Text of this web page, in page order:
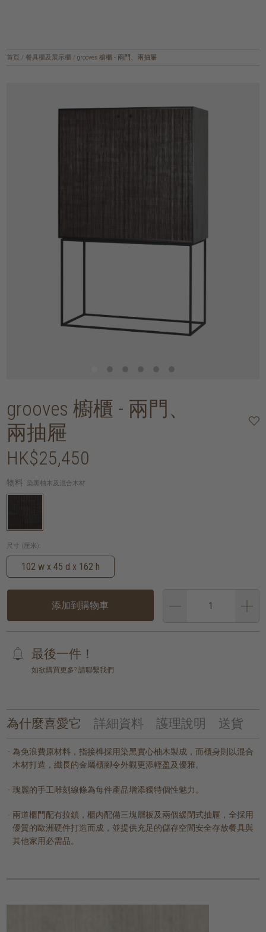
首頁 / 餐具櫃及展示櫃 / grooves 櫥櫃 - 兩門、兩抽屜
grooves 櫥櫃 - 兩門、
兩抽屜
HK$25,450
物料: 染黑柚木及混合木材
尺寸 (厘米):
102 w x 45 d x 162 h
添加到購物車
最後一件！
如欲購買更多? 請聯繫我們
為什麼喜愛它 詳細資料 護理說明 送貨
為免浪費原材料，指接榫採用染黑實心柚木製成，而櫃身則以混合
木材打造，纖長的金屬櫃腳令外觀更添輕盈及優雅。
瑰麗的手工雕刻線條為每件產品增添獨特個性魅力。
兩道櫃門配有拉鎖，櫃內配備三塊層板及兩個緩閉式抽屜，全採用
優質的歐洲硬件打造而成，並提供充足的儲存空間安全存放餐具與
其他家用必需品。